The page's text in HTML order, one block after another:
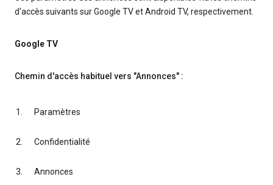
d'accès suivants sur Google TV et Android TV, respectivement.
Google TV
Chemin d'accès habituel vers "Annonces" :
Paramètres
Confidentialité
Annonces